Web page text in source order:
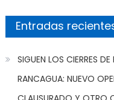
Entradas
SIGUEN LOS CIERRES
RANCAGUA: NUEVO